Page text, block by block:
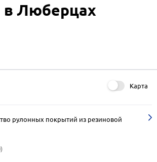
в Люберцах
Карта
рулонных покрытий из резиновой